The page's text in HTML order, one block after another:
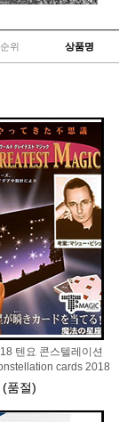
위 상품명
텐요 콘스텔레이션
cards 2018
(품절)